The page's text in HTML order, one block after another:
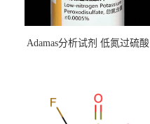
Adamas分析试剂 低氮过硫酸
（泰坦现货供应）